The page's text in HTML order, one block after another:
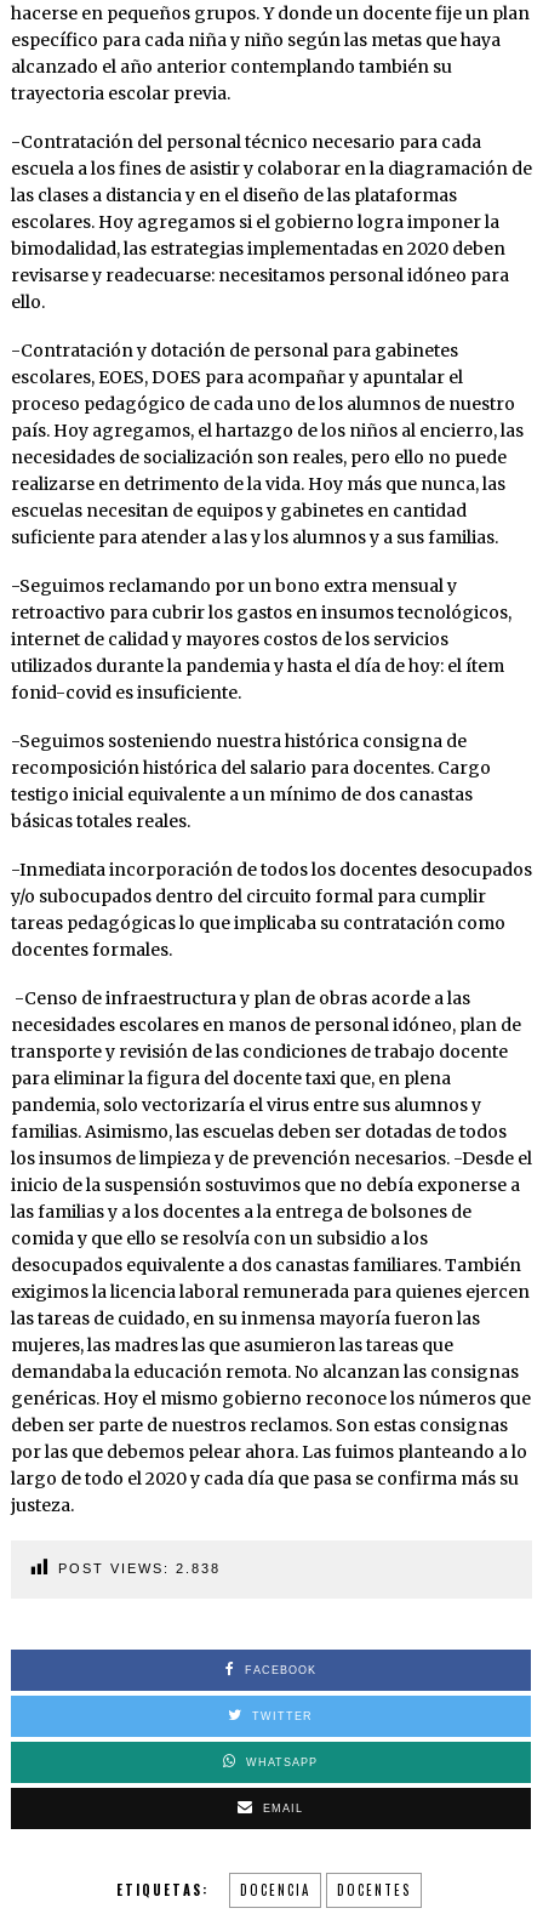
hacerse en pequeños grupos. Y donde un docente fije un plan
específico para cada niña y niño según las metas que haya
alcanzado el año anterior contemplando también su
trayectoria escolar previa.
-Contratación del personal técnico necesario para cada
escuela a los fines de asistir y colaborar en la diagramación de
las clases a distancia y en el diseño de las plataformas
escolares. Hoy agregamos si el gobierno logra imponer la
bimodalidad, las estrategias implementadas en 2020 deben
revisarse y readecuarse: necesitamos personal idóneo para
ello.
-Contratación y dotación de personal para gabinetes
escolares, EOES, DOES para acompañar y apuntalar el
proceso pedagógico de cada uno de los alumnos de nuestro
país. Hoy agregamos, el hartazgo de los niños al encierro, las
necesidades de socialización son reales, pero ello no puede
realizarse en detrimento de la vida. Hoy más que nunca, las
escuelas necesitan de equipos y gabinetes en cantidad
suficiente para atender a las y los alumnos y a sus familias.
-Seguimos reclamando por un bono extra mensual y
retroactivo para cubrir los gastos en insumos tecnológicos,
internet de calidad y mayores costos de los servicios
utilizados durante la pandemia y hasta el día de hoy: el ítem
fonid-covid es insuficiente.
-Seguimos sosteniendo nuestra histórica consigna de
recomposición histórica del salario para docentes. Cargo
testigo inicial equivalente a un mínimo de dos canastas
básicas totales reales.
-Inmediata incorporación de todos los docentes desocupados
y/o subocupados dentro del circuito formal para cumplir
tareas pedagógicas lo que implicaba su contratación como
docentes formales.
-Censo de infraestructura y plan de obras acorde a las
necesidades escolares en manos de personal idóneo, plan de
transporte y revisión de las condiciones de trabajo docente
para eliminar la figura del docente taxi que, en plena
pandemia, solo vectorizaría el virus entre sus alumnos y
familias. Asimismo, las escuelas deben ser dotadas de todos
los insumos de limpieza y de prevención necesarios. -Desde el
inicio de la suspensión sostuvimos que no debía exponerse a
las familias y a los docentes a la entrega de bolsones de
comida y que ello se resolvía con un subsidio a los
desocupados equivalente a dos canastas familiares. También
exigimos la licencia laboral remunerada para quienes ejercen
las tareas de cuidado, en su inmensa mayoría fueron las
mujeres, las madres las que asumieron las tareas que
demandaba la educación remota. No alcanzan las consignas
genéricas. Hoy el mismo gobierno reconoce los números que
deben ser parte de nuestros reclamos. Son estas consignas
por las que debemos pelear ahora. Las fuimos planteando a lo
largo de todo el 2020 y cada día que pasa se confirma más su
justeza.
POST VIEWS: 2.838
FACEBOOK
TWITTER
WHATSAPP
EMAIL
ETIQUETAS: DOCENCIA DOCENTES